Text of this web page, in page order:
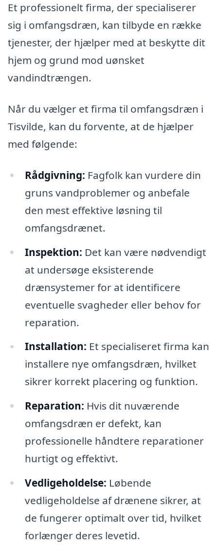
Et professionelt firma, der specialiserer
sig i omfangsdræn, kan tilbyde en række
tjenester, der hjælper med at beskytte dit
hjem og grund mod uønsket
vandindtrængen.
Når du vælger et firma til omfangsdræn i
Tisvilde, kan du forvente, at de hjælper
med følgende:
Rådgivning: Fagfolk kan vurdere din
gruns vandproblemer og anbefale
den mest effektive løsning til
omfangsdrænet.
Inspektion: Det kan være nødvendigt
at undersøge eksisterende
drænsystemer for at identificere
eventuelle svagheder eller behov for
reparation.
Installation: Et specialiseret firma kan
installere nye omfangsdræn, hvilket
sikrer korrekt placering og funktion.
Reparation: Hvis dit nuværende
omfangsdræn er defekt, kan
professionelle håndtere reparationer
hurtigt og effektivt.
Vedligeholdelse: Løbende
vedligeholdelse af drænene sikrer, at
de fungerer optimalt over tid, hvilket
forlænger deres levetid.